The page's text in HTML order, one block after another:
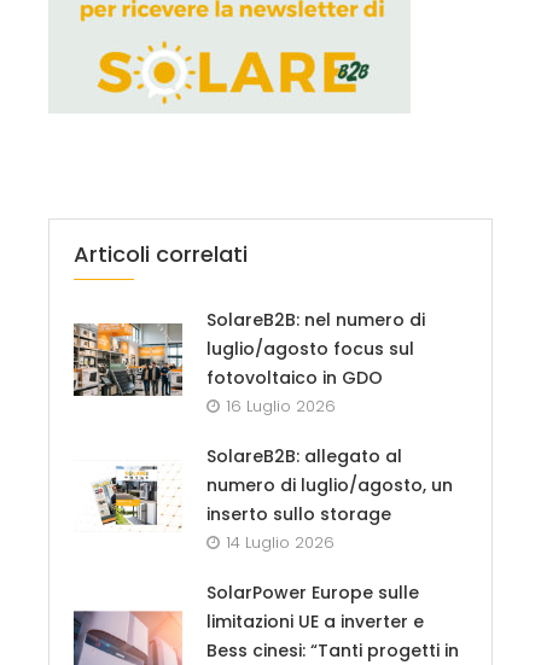
Articoli correlati
SolareB2B: nel numero di
luglio/agosto focus sul
fotovoltaico in GDO
16 Luglio 2026
SolareB2B: allegato al
numero di luglio/agosto, un
inserto sullo storage
14 Luglio 2026
SolarPower Europe sulle
limitazioni UE a inverter e
Bess cinesi: “Tanti progetti in